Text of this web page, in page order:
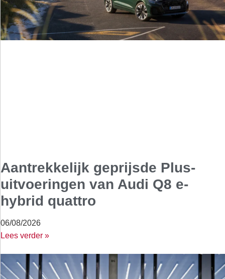
Aantrekkelijk geprijsde Plus-
uitvoeringen van Audi Q8 e-
hybrid quattro
06/08/2026
Lees verder »